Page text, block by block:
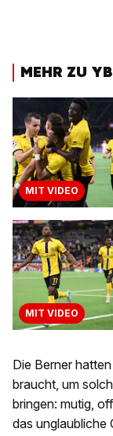
MEHR ZU
MIT VIDEO
MIT VIDEO
Die Berner
braucht, um
bringen: mutig,
das unglaubliche